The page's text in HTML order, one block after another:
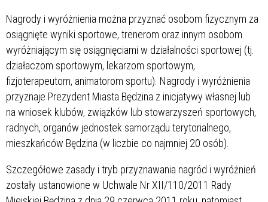
Nagrody i wyróżnienia można przyznać osobom fizycznym za
osiągnięte wyniki sportowe, trenerom oraz innym osobom
wyróżniającym się osiągnięciami w działalności sportowej (tj.
działaczom sportowym, lekarzom sportowym,
fizjoterapeutom, animatorom sportu). Nagrody i wyróżnienia
przyznaje Prezydent Miasta Będzina z inicjatywy własnej lub
na wniosek klubów, związków lub stowarzyszeń sportowych,
radnych, organów jednostek samorządu terytorialnego,
mieszkańców Będzina (w liczbie co najmniej 20 osób).
Szczegółowe zasady i tryb przyznawania nagród i wyróżnień
zostały ustanowione w Uchwale Nr XII/110/2011 Rady